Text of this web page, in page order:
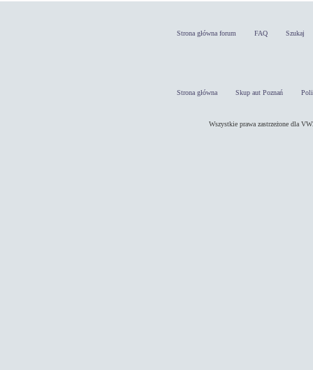
Strona główna forum FAQ Szukaj
Strona główna Skup aut Poznań
Wszystkie prawa zastrzeżone dla